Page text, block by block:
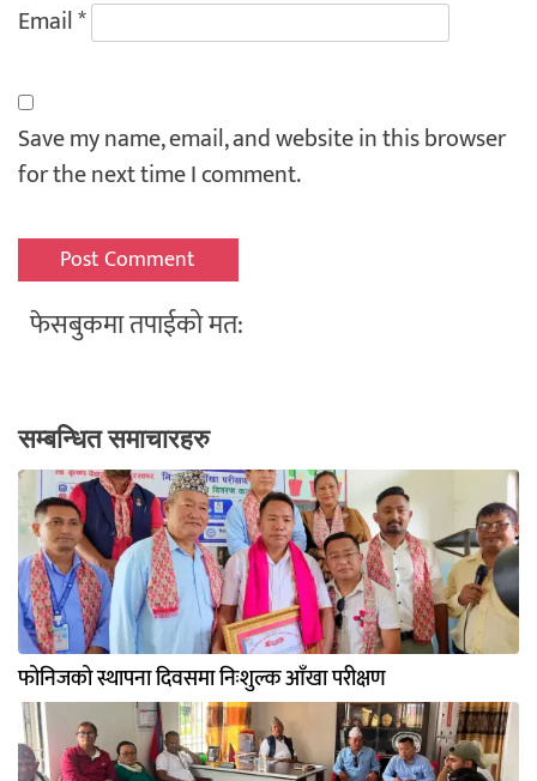
Email*
Save my name, email, and website in this browser
for the next time I comment.
फेसबुकमा तपाईको मत:
सम्बन्धित समाचारहरु
फोनिजको स्थापना दिवसमा निःशुल्क आँखा परीक्षण